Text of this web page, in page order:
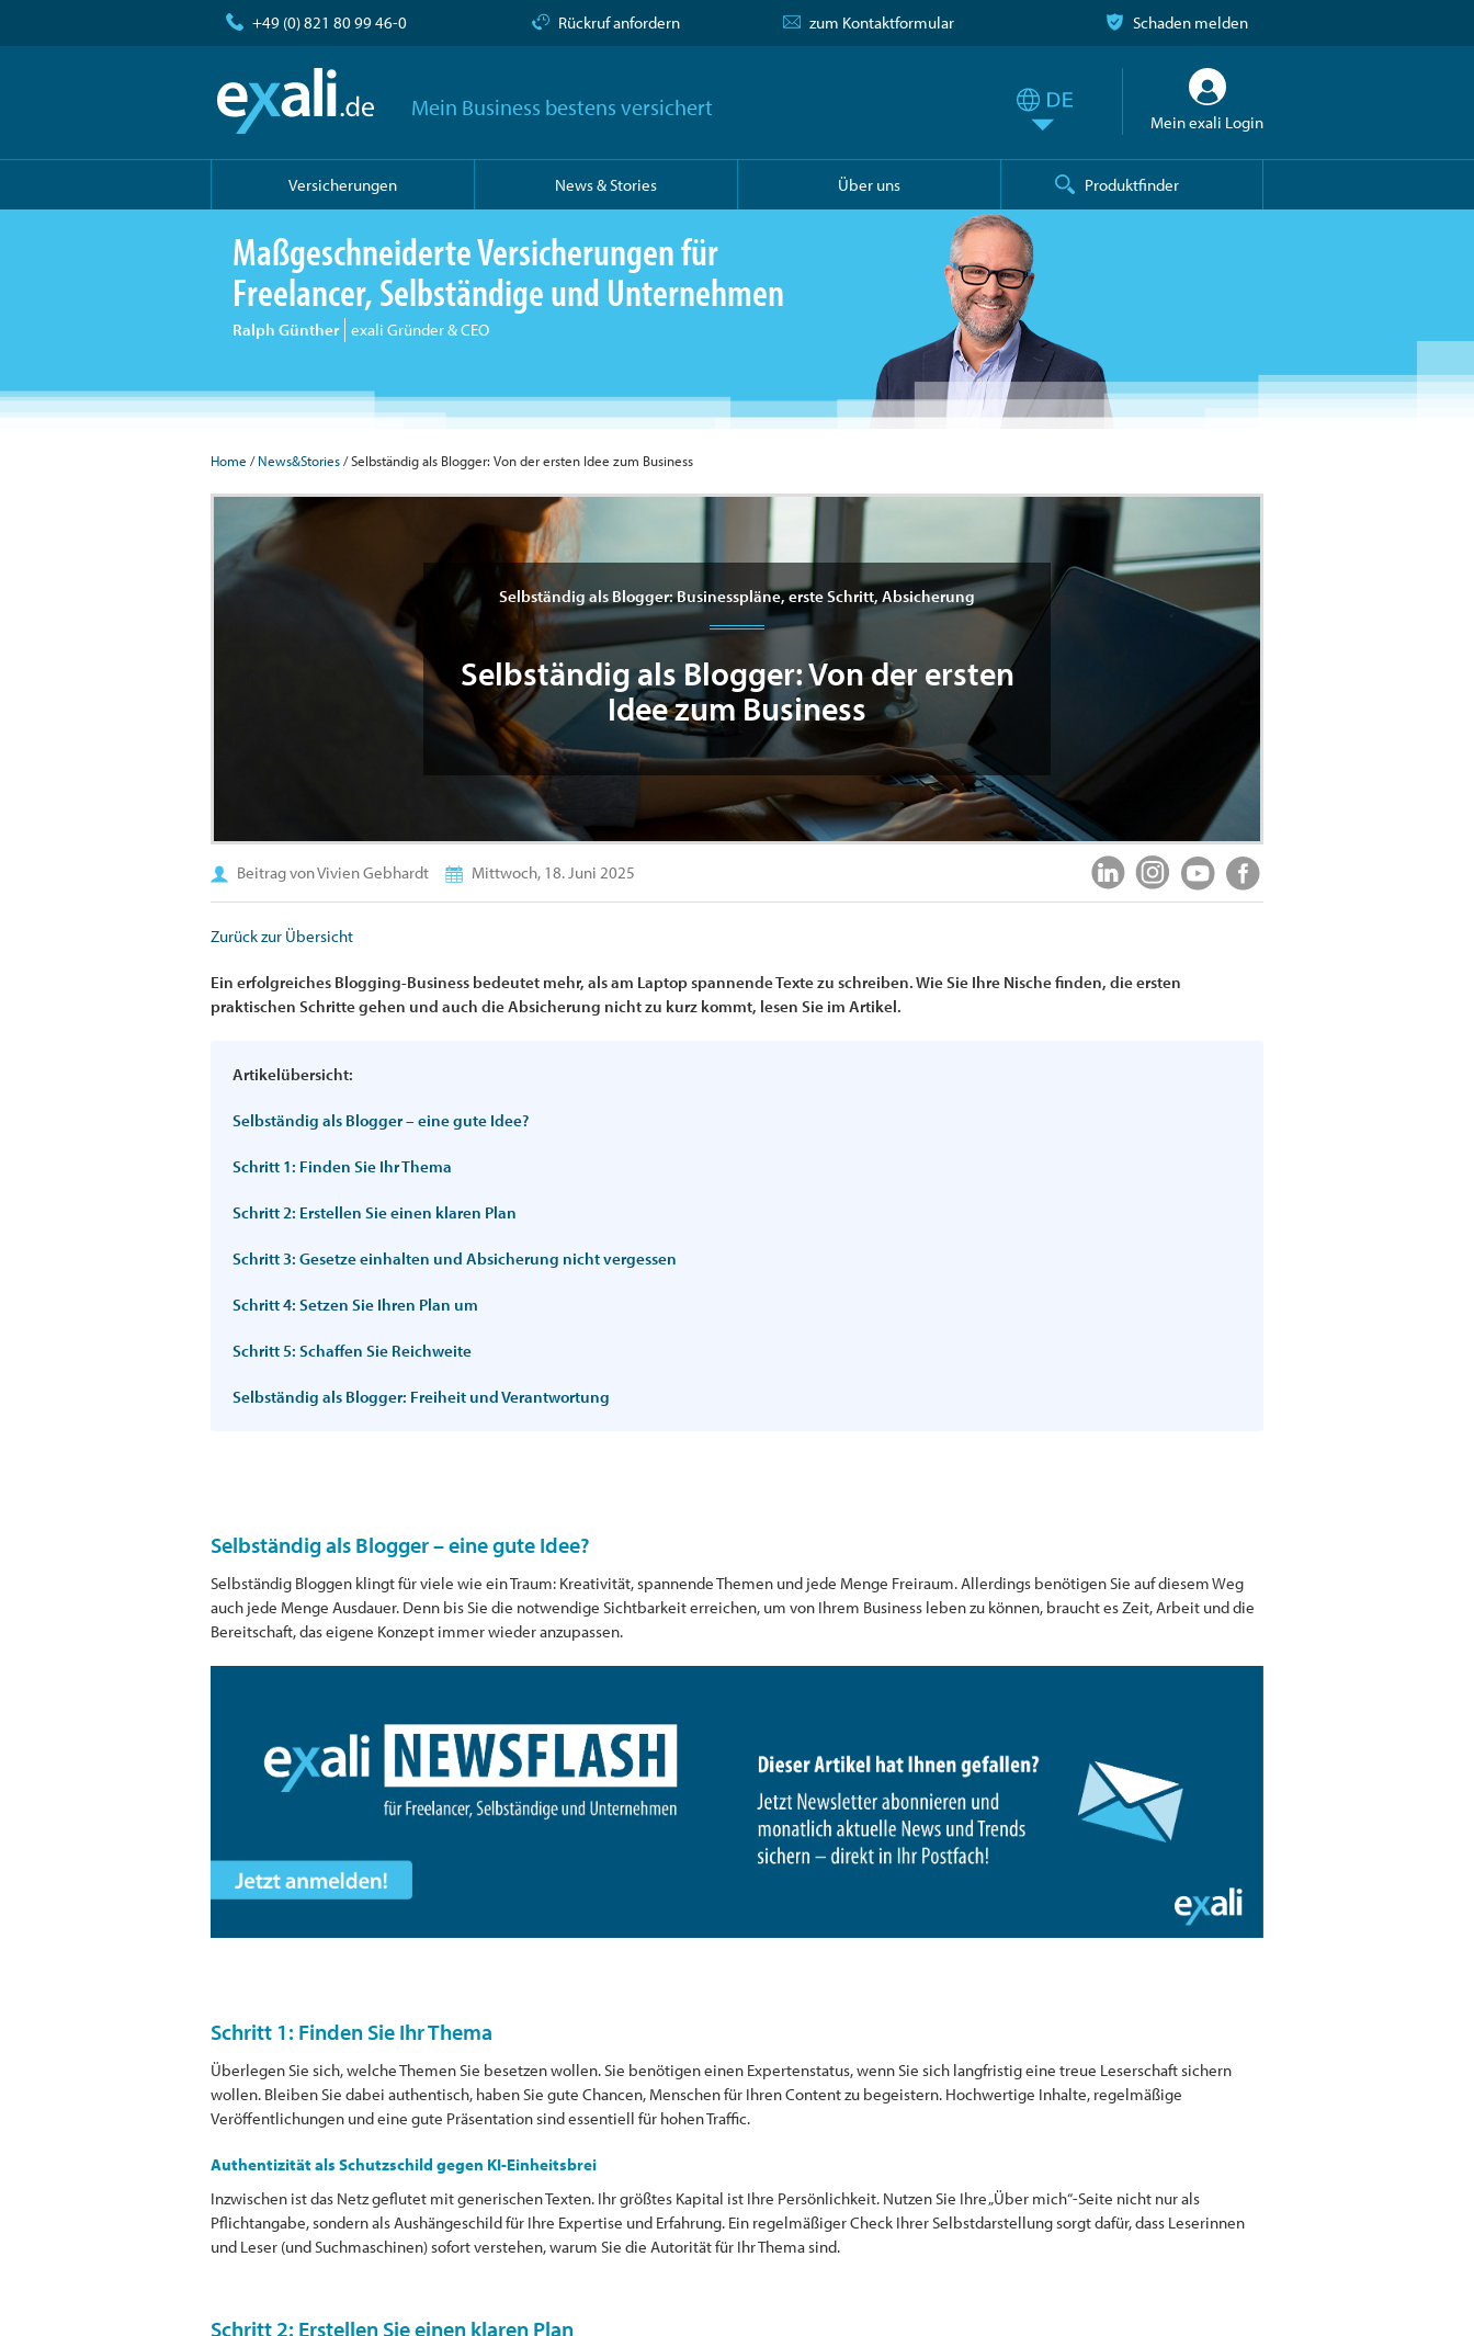
+49 (0) 821 80 99 46-0 Rückruf anfordern zum Kontaktformular Schaden melden
Mein Business bestens versichert
Mein exali Login
Versicherungen News & Stories Über uns Produktfinder
Maßgeschneiderte Versicherungen für
Freelancer, Selbständige und Unternehmen
Ralph Günther exali Gründer & CEO
Home /News&Stories/ Selbständig als Blogger: Von der ersten Idee zum Business
Selbständig als Blogger: Businesspläne, erste Schritt, Absicherung
Selbständig als Blogger: Von der ersten
Idee zum Business
Beitrag von Vivien Gebhardt Mittwoch, 18. Juni 2025
Zurück zur Übersicht
Ein erfolgreiches Blogging-Business bedeutet mehr, als am Laptop spannende Texte zu schreiben. Wie Sie Ihre Nische finden, die ersten
praktischen Schritte gehen und auch die Absicherung nicht zu kurz kommt, lesen Sie im Artikel.
Artikelübersicht:
Selbständig als Blogger – eine gute Idee?
Schritt 1: Finden Sie Ihr Thema
Schritt 2: Erstellen Sie einen klaren Plan
Schritt 3: Gesetze einhalten und Absicherung nicht vergessen
Schritt 4: Setzen Sie Ihren Plan um
Schritt 5: Schaffen Sie Reichweite
Selbständig als Blogger: Freiheit und Verantwortung
Selbständig als Blogger – eine gute Idee?
Selbständig Bloggen klingt für viele wie ein Traum: Kreativität, spannende Themen und jede Menge Freiraum. Allerdings benötigen Sie auf diesem Weg
auch jede Menge Ausdauer. Denn bis Sie die notwendige Sichtbarkeit erreichen, um von Ihrem Business leben zu können, braucht es Zeit, Arbeit und die
Bereitschaft, das eigene Konzept immer wieder anzupassen.
Schritt 1: Finden Sie Ihr Thema
Überlegen Sie sich, welche Themen Sie besetzen wollen. Sie benötigen einen Expertenstatus, wenn Sie sich langfristig eine treue Leserschaft sichern
wollen. Bleiben Sie dabei authentisch, haben Sie gute Chancen, Menschen für Ihren Content zu begeistern. Hochwertige Inhalte, regelmäßige
Veröffentlichungen und eine gute Präsentation sind essentiell für hohen Traffic.
Authentizität als Schutzschild gegen KI-Einheitsbrei
Inzwischen ist das Netz geflutet mit generischen Texten. Ihr größtes Kapital ist Ihre Persönlichkeit. Nutzen Sie Ihre „Über mich“-Seite nicht nur als
Pflichtangabe, sondern als Aushängeschild für Ihre Expertise und Erfahrung. Ein regelmäßiger Check Ihrer Selbstdarstellung sorgt dafür, dass Leserinnen
und Leser (und Suchmaschinen) sofort verstehen, warum Sie die Autorität für Ihr Thema sind.
Schritt 2: Erstellen Sie einen klaren Plan